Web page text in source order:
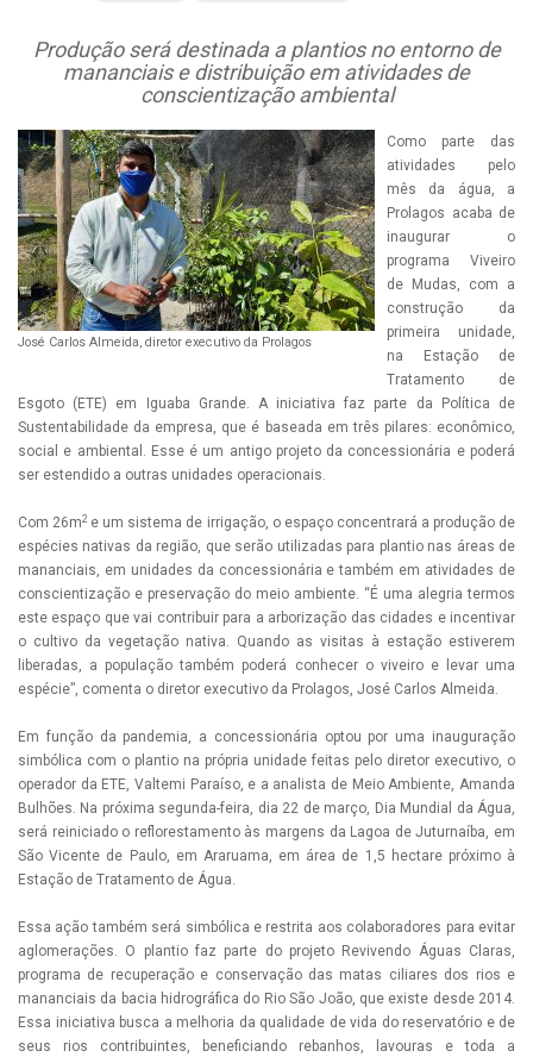
Produção será destinada a plantios no entorno de
mananciais e distribuição em atividades de
conscientização ambiental
José Carlos Almeida, diretor executivo da Prolagos
Como parte das
atividades pelo
mês da água, a
Prolagos acaba de
inaugurar o
programa Viveiro
de Mudas, com a
construção da
primeira unidade,
na Estação de
Tratamento de
Esgoto (ETE) em Iguaba Grande. A iniciativa faz parte da Política de
Sustentabilidade da empresa, que é baseada em três pilares: econômico,
social e ambiental. Esse é um antigo projeto da concessionária e poderá
ser estendido a outras unidades operacionais.
Com 26m2 e um sistema de irrigação, o espaço concentrará a produção de
espécies nativas da região, que serão utilizadas para plantio nas áreas de
mananciais, em unidades da concessionária e também em atividades de
conscientização e preservação do meio ambiente. “É uma alegria termos
este espaço que vai contribuir para a arborização das cidades e incentivar
o cultivo da vegetação nativa. Quando as visitas à estação estiverem
liberadas, a população também poderá conhecer o viveiro e levar uma
espécie”, comenta o diretor executivo da Prolagos, José Carlos Almeida.
Em função da pandemia, a concessionária optou por uma inauguração
simbólica com o plantio na própria unidade feitas pelo diretor executivo, o
operador da ETE, Valtemi Paraíso, e a analista de Meio Ambiente, Amanda
Bulhões. Na próxima segunda-feira, dia 22 de março, Dia Mundial da Água,
será reiniciado o reflorestamento às margens da Lagoa de Juturnaíba, em
São Vicente de Paulo, em Araruama, em área de 1,5 hectare próximo à
Estação de Tratamento de Água.
Essa ação também será simbólica e restrita aos colaboradores para evitar
aglomerações. O plantio faz parte do projeto Revivendo Águas Claras,
programa de recuperação e conservação das matas ciliares dos rios e
mananciais da bacia hidrográfica do Rio São João, que existe desde 2014.
Essa iniciativa busca a melhoria da qualidade de vida do reservatório e de
seus rios contribuintes, beneficiando rebanhos, lavouras e toda a